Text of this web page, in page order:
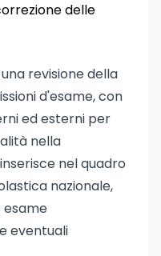
delle
revisione della
d'esame, con
ed esterni per
nella
nel quadro
nazionale,
eventuali